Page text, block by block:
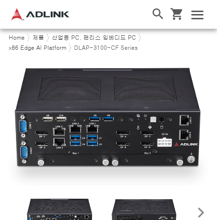
Home 제품
산업용 PC, 팬리스 임베디드 PC
x86 Edge AI Platform
DLAP-3100-CF Series